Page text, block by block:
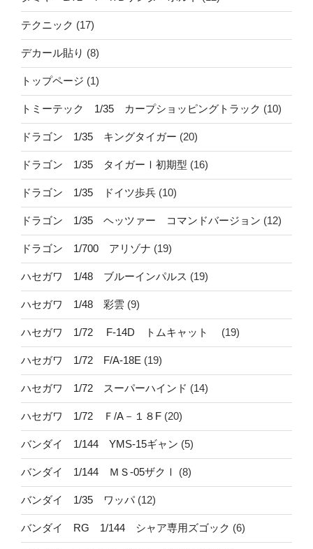
テクニック (17)
デカール貼り (8)
トップページ (1)
トミーテック 1/35 カープショッピングトラック (10)
ドラゴン 1/35 キングタイガー (20)
ドラゴン 1/35 タイガーⅠ初期型 (16)
ドラゴン 1/35 ドイツ歩兵 (10)
ドラゴン 1/35 ヘッツァー コマンドバージョン (12)
ドラゴン 1/700 アリゾナ (19)
ハセガワ 1/48 ブルーインパルス (19)
ハセガワ 1/48 彩雲 (9)
ハセガワ 1/72 F-14D トムキャット (19)
ハセガワ 1/72 F/A-18E (19)
ハセガワ 1/72 スーパーハインド (14)
ハセガワ 1/72 Ｆ/A－１８F (20)
バンダイ 1/144 YMS-15ギャン (5)
バンダイ 1/144 ＭＳ-05ザクⅠ (8)
バンダイ 1/35 ワッパ(12)
バンダイ RG 1/144 シャア専用ズゴック (6)